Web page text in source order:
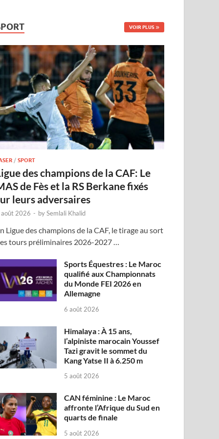
VOIR PLUS
/SPORT
des champions de la CAF: Le
de Fès et la RS Berkane fixés
leurs adversaires
2026 - bySemlali Khalid
Ligue des champions de la CAF, le tirage au sort
tours préliminaires 2026-2027 …
Sports Équestres : Le Maroc
qualifié aux Championnats
du Monde FEI 2026 en
Allemagne
6 août 2026
Himalaya : À 15 ans,
l’alpiniste marocain Youssef
Tazi gravit le sommet du
Kang Yatse II à 6.250 m
5 août 2026
CAN féminine : Le Maroc
affronte l’Afrique du Sud en
quarts de finale
5 août 2026